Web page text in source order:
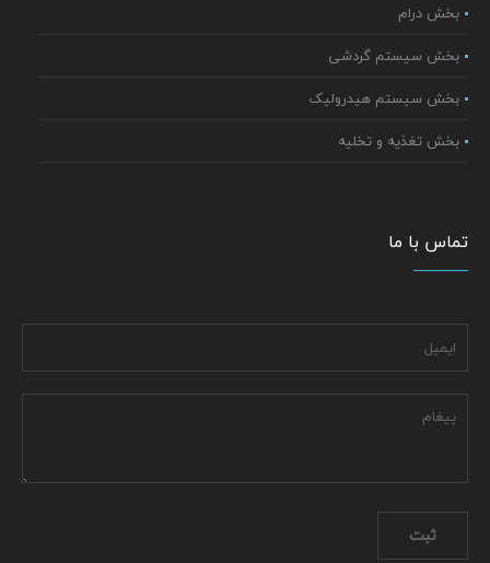
بخش درام
بخش سیستم گردشی
بخش سیستم هیدرولیک
بخش تغذیه و تخلیه
تماس با ما